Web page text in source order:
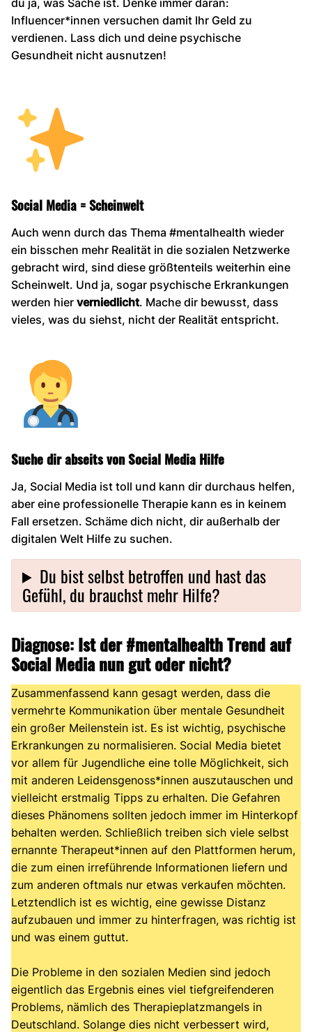
Influencer*innen versuchen damit Ihr Geld zu
verdienen. Lass dich und deine psychische
Gesundheit nicht ausnutzen!
Social Media = Scheinwelt
Auch wenn durch das Thema #mentalhealth wieder
ein bisschen mehr Realität in die sozialen Netzwerke
gebracht wird, sind diese größtenteils weiterhin eine
Scheinwelt. Und ja, sogar psychische Erkrankungen
werden hier verniedlicht. Mache dir bewusst, dass
vieles, was du siehst, nicht der Realität entspricht.
Suche dir abseits von Social Media Hilfe
Ja, Social Media ist toll und kann dir durchaus helfen,
aber eine professionelle Therapie kann es in keinem
Fall ersetzen. Schäme dich nicht, dir außerhalb der
digitalen Welt Hilfe zu suchen.
Du bist selbst betroffen und hast das
Gefühl, du brauchst mehr Hilfe?
Diagnose:Ist der #mentalhealth Trend auf
Social Media nun gut oder nicht?
Zusammenfassend kann gesagt werden, dass die
vermehrte Kommunikation über mentale Gesundheit
ein großer Meilenstein ist. Es ist wichtig, psychische
Erkrankungen zu normalisieren. Social Media bietet
vor allem für Jugendliche eine tolle Möglichkeit, sich
mit anderen Leidensgenoss*innen auszutauschen und
vielleicht erstmalig Tipps zu erhalten. Die Gefahren
dieses Phänomens sollten jedoch immer im Hinterkopf
behalten werden. Schließlich treiben sich viele selbst
ernannte Therapeut*innen auf den Plattformen herum,
die zum einen irreführende Informationen liefern und
zum anderen oftmals nur etwas verkaufen möchten.
Letztendlich ist es wichtig, eine gewisse Distanz
aufzubauen und immer zu hinterfragen, was richtig ist
und was einem guttut.
Die Probleme in den sozialen Medien sind jedoch
eigentlich das Ergebnis eines viel tiefgreifenderen
Problems, nämlich des Therapieplatzmangels in
Deutschland. Solange dies nicht verbessert wird,